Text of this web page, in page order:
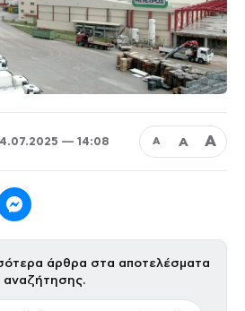
— 14:08 Α Α Α
άρθρα στα αποτελέσματα
αναζήτησης.